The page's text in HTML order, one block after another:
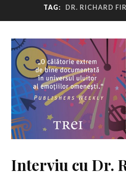
TAG: DR. RICHARD
Interviu cu Dr.